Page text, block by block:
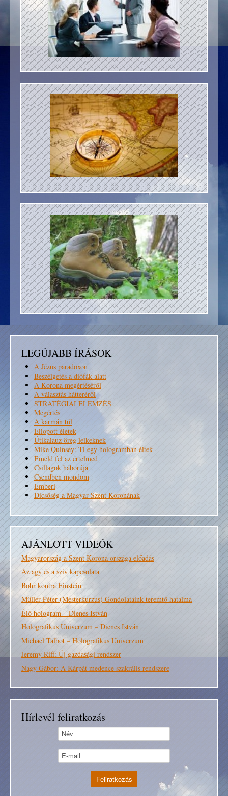
LEGÚJABB ÍRÁSOK
A Jézus paradoxon
Beszélgetés a diófák alatt
A Korona megértéséről
A választás hátteréről
STRATÉGIAI ELEMZÉS
Megértés
A karmán túl
Ellopott életek
Útikalauz öreg lelkeknek
Mike Quinsey: Ti egy hologramban éltek
Emeld fel az értelmed
Csillagok háborúja
Csendben mondom
Emberi
Dicsőség a Magyar Szent Koronának
AJÁNLOTT VIDEÓK
Magyarország a Szent Korona országa előadás
Az agy és a szív kapcsolata
Bohr kontra Einstein
Müller Péter (Mesterkurzus) Gondolataink teremtő hatalma
Élő hologram – Dienes István
Holografikus Univerzum – Dienes István
Michael Talbot – Holografikus Univerzum
Jeremy Riff: Új gazdasági rendszer
Nagy Gábor: A Kárpát medence szakrális rendszere
Hírlevél feliratkozás